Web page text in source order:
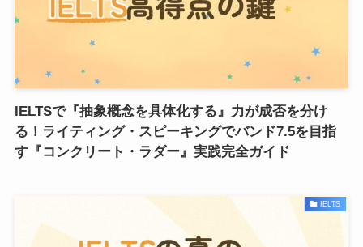
IELTSで『抽象概念を具体化する』力が成否を分け
る！ライティング・スピーキングでバンド7.5を目指
す『コンクリート・ラダー』実践完全ガイド
IELTS